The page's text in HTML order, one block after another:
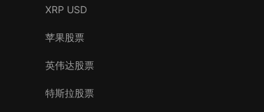
XRP USD
苹果股票
英伟达股票
特斯拉股票